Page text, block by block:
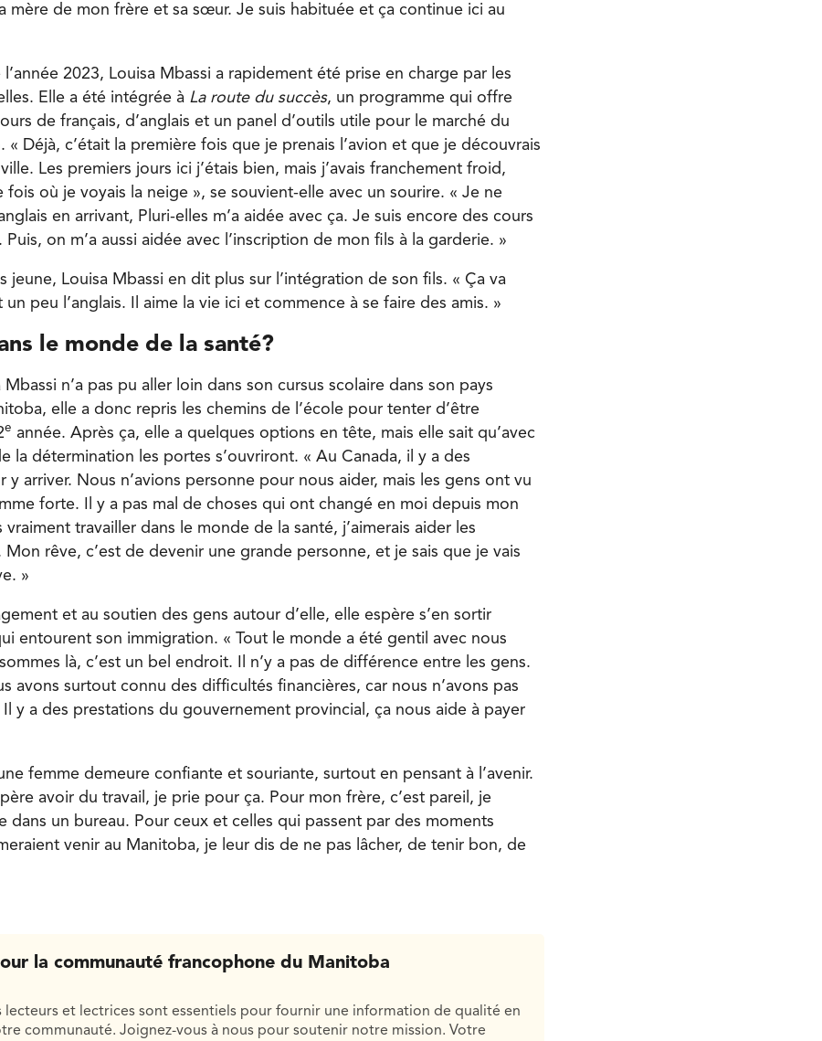
mère de mon frère et sa sœur. Je suis habituée et ça continue ici au
2023, Louisa Mbassi a rapidement été prise en charge par les
Elle a été intégrée à La route du succès, un programme qui offre
de français, d’anglais et un panel d’outils utile pour le marché du
« Déjà, c’était la première fois que je prenais l’avion et que je découvrais
Les premiers jours ici j’étais bien, mais j’avais franchement froid,
fois où je voyais la neige », se souvient-elle avec un sourire. « Je ne
en arrivant, Pluri-elles m’a aidée avec ça. Je suis encore des cours
Puis, on m’a aussi aidée avec l’inscription de mon fils à la garderie. »
jeune, Louisa Mbassi en dit plus sur l’intégration de son fils. « Ça va
peu l’anglais. Il aime la vie ici et commence à se faire des amis. »
le monde de la santé?
n’a pas pu aller loin dans son cursus scolaire dans son pays
elle a donc repris les chemins de l’école pour tenter d’être
e année. Après ça, elle a quelques options en tête, mais elle sait qu’avec
la détermination les portes s’ouvriront. « Au Canada, il y a des
arriver. Nous n’avions personne pour nous aider, mais les gens ont vu
forte. Il y a pas mal de choses qui ont changé en moi depuis mon
vraiment travailler dans le monde de la santé, j’aimerais aider les
Mon rêve, c’est de devenir une grande personne, et je sais que je vais
»
et au soutien des gens autour d’elle, elle espère s’en sortir
entourent son immigration. « Tout le monde a été gentil avec nous
là, c’est un bel endroit. Il n’y a pas de différence entre les gens.
avons surtout connu des difficultés financières, car nous n’avons pas
y a des prestations du gouvernement provincial, ça nous aide à payer
femme demeure confiante et souriante, surtout en pensant à l’avenir.
avoir du travail, je prie pour ça. Pour mon frère, c’est pareil, je
dans un bureau. Pour ceux et celles qui passent par des moments
venir au Manitoba, je leur dis de ne pas lâcher, de tenir bon, de
la communauté francophone du Manitoba
lecteurs et lectrices sont essentiels pour fournir une information de qualité en
communauté. Joignez-vous à nous pour soutenir notre mission. Votre